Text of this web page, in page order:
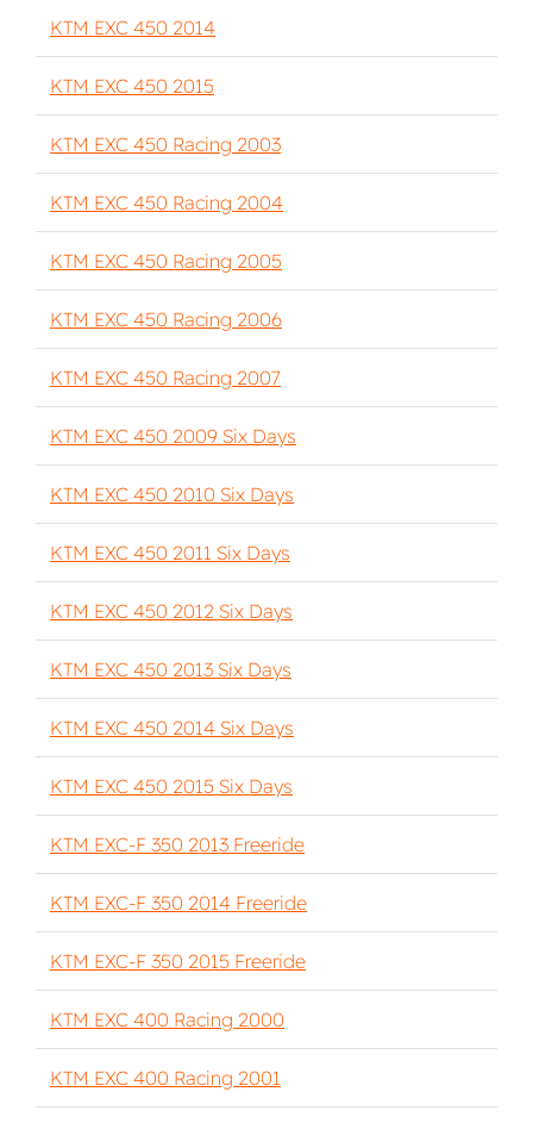
KTM EXC 450 2014
KTM EXC 450 2015
KTM EXC 450 Racing 2003
KTM EXC 450 Racing 2004
KTM EXC 450 Racing 2005
KTM EXC 450 Racing 2006
KTM EXC 450 Racing 2007
KTM EXC 450 2009 Six Days
KTM EXC 450 2010 Six Days
KTM EXC 450 2011 Six Days
KTM EXC 450 2012 Six Days
KTM EXC 450 2013 Six Days
KTM EXC 450 2014 Six Days
KTM EXC 450 2015 Six Days
KTM EXC-F 350 2013 Freeride
KTM EXC-F 350 2014 Freeride
KTM EXC-F 350 2015 Freeride
KTM EXC 400 Racing 2000
KTM EXC 400 Racing 2001